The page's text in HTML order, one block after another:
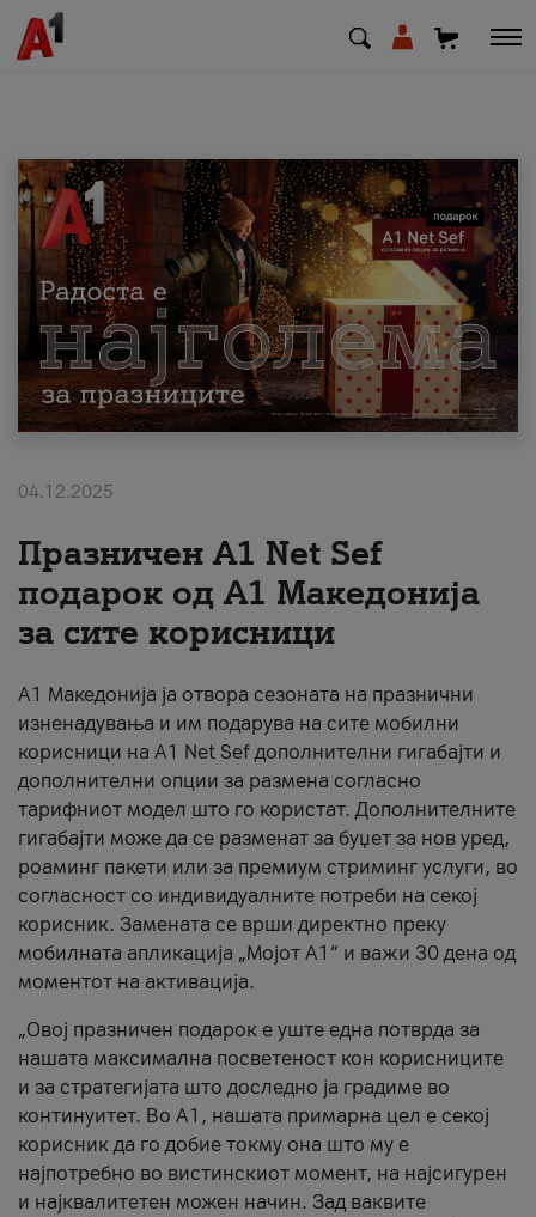
МК EN SQ
Приватни Деловни
Поддршка
Надополни кредит
За нас
#ПодобарОнлајн
04.12.2025
Празничен A1 Net Sеf
подарок од А1 Македонија
за сите корисници
А1 Македонија ја отвора сезоната на празнични
изненадувања и им подарува на сите мобилни
корисници на A1 Net Sef дополнителни гигабајти и
дополнителни опции за размена согласно
тарифниот модел што го користат. Дополнителните
гигабајти може да се разменат за буџет за нов уред,
роаминг пакети или за премиум стриминг услуги, во
согласност со индивидуалните потреби на секој
корисник. Замената се врши директно преку
мобилната апликација „Мојот А1“ и важи 30 дена од
моментот на активација.
„Овој празничен подарок е уште една потврда за
нашата максимална посветеност кон корисниците
и за стратегијата што доследно ја градиме во
континуитет. Во А1, нашата примарна цел е секој
корисник да го добие токму она што му е
најпотребно во вистинскиот момент, на најсигурен
и најквалитетен можен начин. Зад ваквите